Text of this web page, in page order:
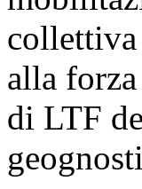
alla
di LTF